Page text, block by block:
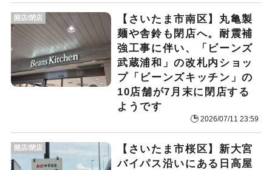
【さいたま市南区】丸亀製
麺や舎鈴も閉店へ。耐震補
強工事に伴い、「ビーンズ
武蔵浦和」の改札内ショッ
プ「ビーンズキッチン」の
10店舗が7月末に閉店する
ようです
2026/07/11 23:59
開店/閉店
【さいたま市桜区】新大宮
バイパス沿いにある日高屋
開店/閉店